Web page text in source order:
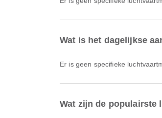
Wat is het dagelijkse
Er is geen specifieke
Wat zijn de populairste